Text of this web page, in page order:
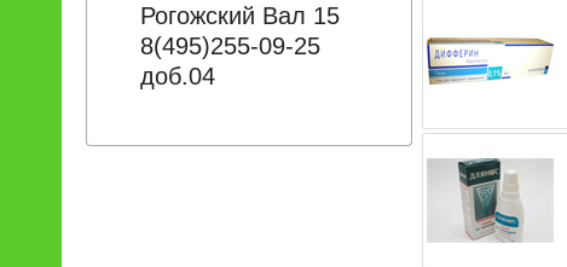
Рогожский Вал 15
8(495)255-09-25
доб.04